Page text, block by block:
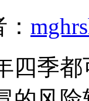
四季